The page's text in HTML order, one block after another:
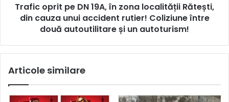
Trafic oprit pe DN 19A, în zona localității Rătești,
din cauza unui accident rutier! Coliziune între
două autoutilitare și un autoturism!
Articole similare